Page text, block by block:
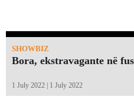
SHOWBIZ
Bora, ekstravagante në
1 July 2022 | 1 July 2022